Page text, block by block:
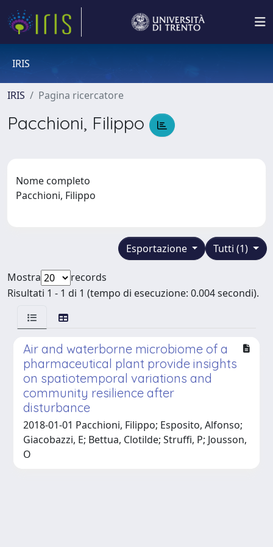
IRIS
IRIS Pagina ricercatore
Pacchioni, Filippo
Nome completo
Pacchioni, Filippo
Tutti (1)
Esportazione
Mostra
records
Risultati 1 - 1 di 1 (tempo di esecuzione: 0.004 secondi).
Air and waterborne microbiome of a
pharmaceutical plant provide insights
on spatiotemporal variations and
community resilience after
disturbance
2018-01-01 Pacchioni, Filippo; Esposito, Alfonso;
Giacobazzi, E; Bettua, Clotilde; Struffi, P; Jousson,
O